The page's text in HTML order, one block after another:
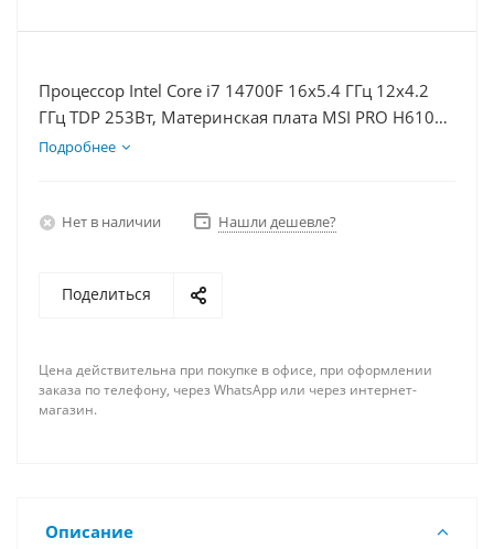
Процессор Intel Core i7 14700F 16x5.4 ГГц 12x4.2
ГГц TDP 253Вт, Материнская плата MSI PRO H610M-
E D5, Видеокарта RTX 5060Ti 8Гб, Память
Подробнее
Нет в наличии Нашли дешевле?
Поделиться
Цена действительна при покупке в офисе, при оформлении
заказа по телефону, через WhatsApp или через интернет-
магазин.
Описание